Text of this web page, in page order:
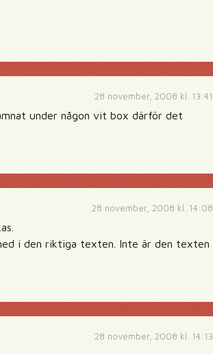
28 november, 2008 kl. 13:41
under någon vit box därför det
28 november, 2008 kl. 14:08
i den riktiga texten. Inte är den texten
28 november, 2008 kl. 14:13